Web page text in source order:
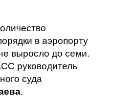
в аэропорту
выросло до семи.
руководитель
суда
.